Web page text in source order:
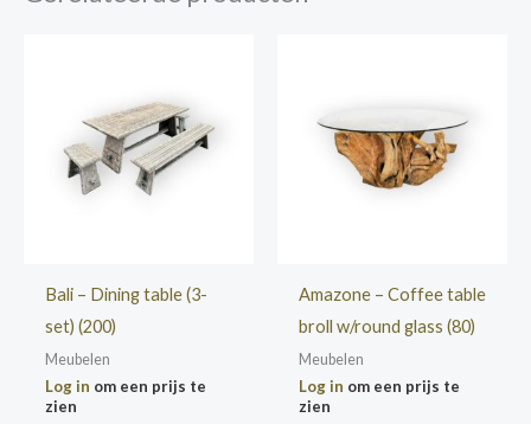
Bali – Dining table (3-
set) (200)
Meubelen
Log in om een prijs te
zien
Amazone – Coffee table
broll w/round glass (80)
Meubelen
Log in om een prijs te
zien